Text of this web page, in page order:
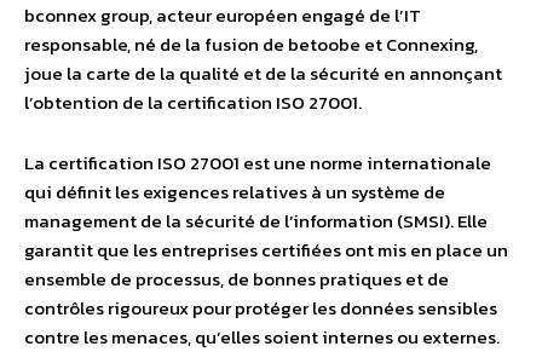
bconnex group, acteur européen engagé de l’IT
responsable, né de la fusion de betoobe et Connexing,
joue la carte de la qualité et de la sécurité en annonçant
l’obtention de la certification ISO 27001.
La certification ISO 27001 est une norme internationale
qui définit les exigences relatives à un système de
management de la sécurité de l’information (SMSI). Elle
garantit que les entreprises certifiées ont mis en place un
ensemble de processus, de bonnes pratiques et de
contrôles rigoureux pour protéger les données sensibles
contre les menaces, qu’elles soient internes ou externes.